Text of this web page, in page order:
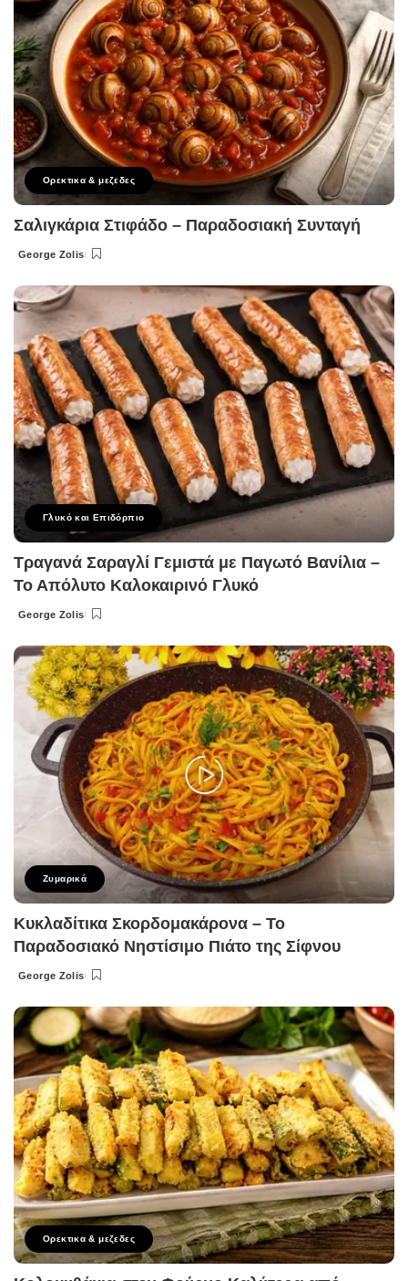
Ορεκτικα & μεζεδες
Σαλιγκάρια Στιφάδο – Παραδοσιακή Συνταγή
Posted
George Zolis
Γλυκό και Επιδόρπιο
Τραγανά Σαραγλί Γεμιστά με Παγωτό Βανίλια –
Το Απόλυτο Καλοκαιρινό Γλυκό
Posted
George Zolis
Ζυμαρικά
Κυκλαδίτικα Σκορδομακάρονα – Το
Παραδοσιακό Νηστίσιμο Πιάτο της Σίφνου
Posted
George Zolis
Ορεκτικα & μεζεδες